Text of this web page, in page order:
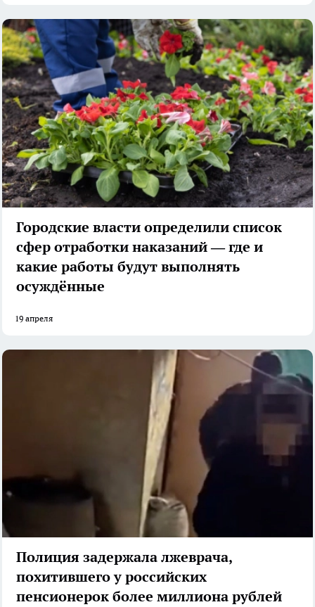
Городские власти определили список
сфер отработки наказаний — где и
какие работы будут выполнять
осуждённые
19 апреля
Полиция задержала лжеврача,
похитившего у российских
пенсионерок более миллиона рублей